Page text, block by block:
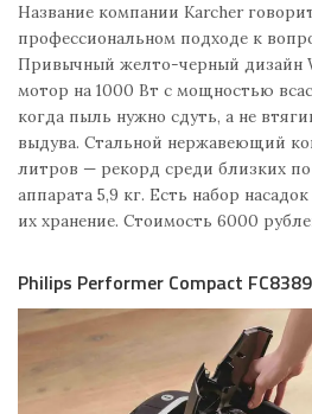
Название компании Karcher
профессиональном подходе к
Привычный желто-черный дизайн
мотор на 1000 Вт с мощностью
когда пыль нужно сдуть, а не
выдува. Стальной нержавеющий
литров — рекорд среди близких
аппарата 5,9 кг. Есть набор
их хранение. Стоимость 6000
Philips Performer Compact FC8389